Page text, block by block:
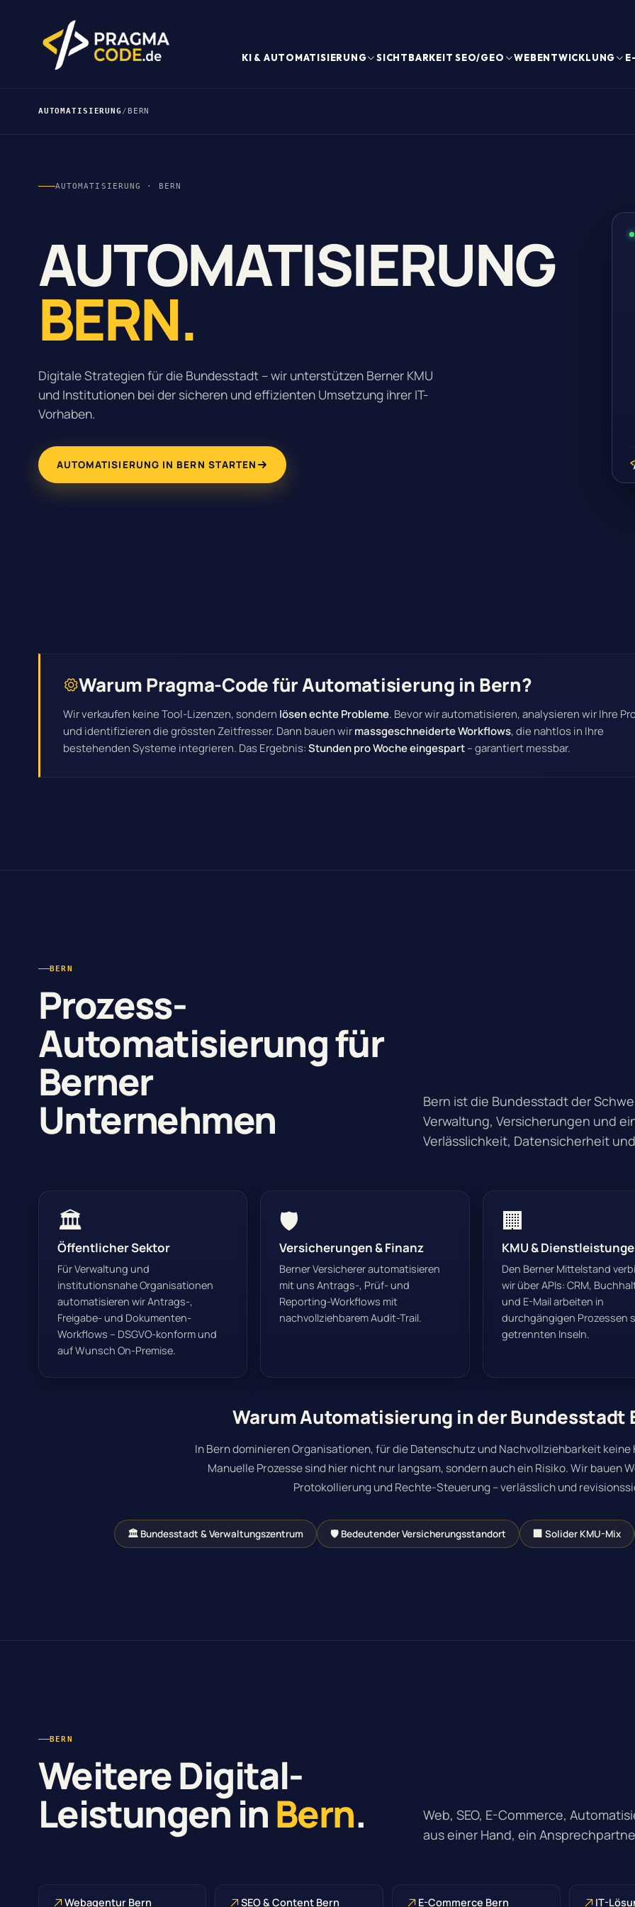
KI & AUTOMATISIERUNG SICHTBARKEIT SEO/GEO WEBENTWICKLUNG
AUTOMATISIERUNG / BERN
AUTOMATISIERUNG · BERN
AUTOMATISIERUNG
BERN.
Digitale Strategien für die Bundesstadt – wir unterstützen Berner KMU
und Institutionen bei der sicheren und effizienten Umsetzung ihrer IT-
Vorhaben.
AUTOMATISIERUNG IN BERN STARTEN
Warum Pragma-Code für Automatisierung in Bern?
Wir verkaufen keine Tool-Lizenzen, sondern lösen echte Probleme. Bevor wir automatisieren, analysieren wir Ihre
und identifizieren die grössten Zeitfresser. Dann bauen wirmassgeschneiderte Workflows, die nahtlos in Ihre
bestehenden Systeme integrieren. Das Ergebnis:Stunden pro Woche eingespart– garantiert messbar.
BERN
Prozess-
Automatisierung für
Berner
Unternehmen
Bern ist die Bundesstadt der
Verwaltung, Versicherungen und
Verlässlichkeit, Datensicherheit
🏛
Öffentlicher Sektor
Für Verwaltung und
institutionsnahe Organisationen
automatisieren wir Antrags-,
Freigabe- und Dokumenten-
Workflows – DSGVO-konform und
auf Wunsch On-Premise.
🛡
Versicherungen & Finanz
Berner Versicherer automatisieren
mit uns Antrags-, Prüf- und
Reporting-Workflows mit
nachvollziehbarem Audit-Trail.
🏢
KMU &
Den Berner Mittelstand
wir über APIs: CRM,
und E-Mail arbeiten in
durchgängigen Prozessen
getrennten Inseln.
Warum Automatisierung in der Bundesstadt
In Bern dominieren Organisationen, für die Datenschutz und Nachvollziehbarkeit keine
Manuelle Prozesse sind hier nicht nur langsam, sondern auch ein Risiko.Wir bauen
Protokollierung und Rechte-Steuerung – verlässlich und
🏛 Bundesstadt & Verwaltungszentrum 🛡 Bedeutender Versicherungsstandort 🏢 Solider KMU-Mix
BERN
Weitere Digital-
Leistungen inBern.
Web, SEO, E-Commerce,
aus einer Hand, ein
Webagentur Bern SEO & Content Bern E-Commerce Bern IT-